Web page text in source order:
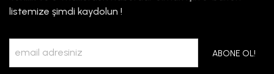
listemize şimdi kaydolun !
ABONE OL!